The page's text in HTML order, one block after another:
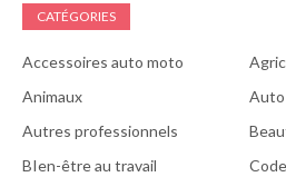
CATÉGORIES
Accessoires auto moto
Animaux
Autres professionnels
BIen-être au travail